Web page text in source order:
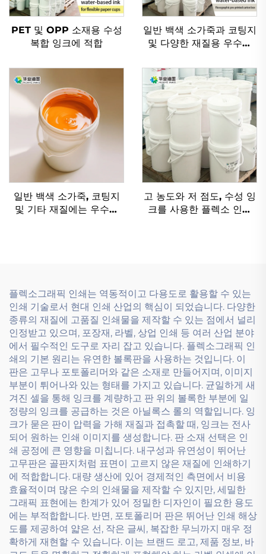
PET 및 OPP 소재용 수성
복합 잉크에 적합
일반 백색 소가죽과 코팅지
및 다양한 재질용 우수한
일반 백색 소가죽, 코팅지
및 기타 재질에는 우수한
고 농도와 저 점도, 수성 잉
크를 사용한 플렉소 인쇄
플렉소그래픽 인쇄는 역동적이고 다용도로 활용할 수 있는
인쇄 기술로서 현대 인쇄 산업의 핵심이 되었습니다. 다양한
종류의 재질에 고품질 인쇄물을 제작할 수 있는 점에서 널리
인정받고 있으며, 포장재, 라벨, 상업 인쇄 등 여러 산업 분야
에서 필수적인 도구로 자리 잡고 있습니다. 플렉소그래픽 인
쇄의 기본 원리는 유연한 볼록판을 사용하는 것입니다. 이
판은 고무나 포토폴리머와 같은 소재로 만들어지며, 이미지
부분이 튀어나와 있는 형태를 가지고 있습니다. 균일하게 새
겨진 셀을 통해 잉크를 계량하고 판 위의 볼록한 부분에 일
정량의 잉크를 공급하는 것은 아닐록스 롤의 역할입니다. 잉
크가 묻은 판이 압력을 가해 재질과 접촉할 때, 잉크는 전사
되어 원하는 인쇄 이미지를 생성합니다. 판 소재 선택은 인
쇄 공정에 큰 영향을 미칩니다. 내구성과 유연성이 뛰어난
고무판은 골판지처럼 표면이 고르지 않은 재질에 인쇄하기
에 적합합니다. 대량 생산에 있어 경제적인 측면에서 비용
효율적이며 많은 수의 인쇄물을 제작할 수 있지만, 세밀한
그래픽 표현에는 한계가 있어 정밀한 디자인이 필요한 용도
에는 부적합합니다. 반면, 포토폴리머 판은 뛰어난 인쇄 해상
도를 제공하여 얇은 선, 작은 글씨, 복잡한 무늬까지 매우 정
확하게 재현할 수 있습니다. 이는 브랜드 로고, 제품 정보, 바